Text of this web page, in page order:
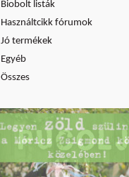
Biobolt listák
Használtcikk fórumok
Jó termékek
Egyéb
Összes